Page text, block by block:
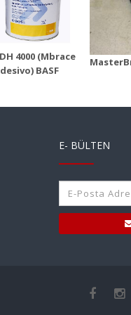
4000 (Mbrace
BASF
Fibre)
Detayı
E- BÜLTEN